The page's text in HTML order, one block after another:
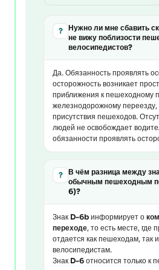
?
Нужно ли мне сбавить
не вижу поблизости
велосипедистов?
Да. Обязанность проявлять
осторожность возникает
приближения к пешеходному
железнодорожному переезду,
присутствия пешеходов.
людей не освобождает
обязанности проявлять
?
В чём разница между
обычным пешеходным
6)?
Знак D-6b информирует о
переходе, то есть месте, где
отдается как пешеходам, так и
велосипедистам.
Знак D-6 относится только к